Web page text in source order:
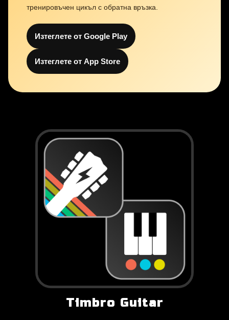
тренировъчен цикъл с обратна връзка.
Изтеглете от Google Play
Изтеглете от App Store
Timbro Guitar